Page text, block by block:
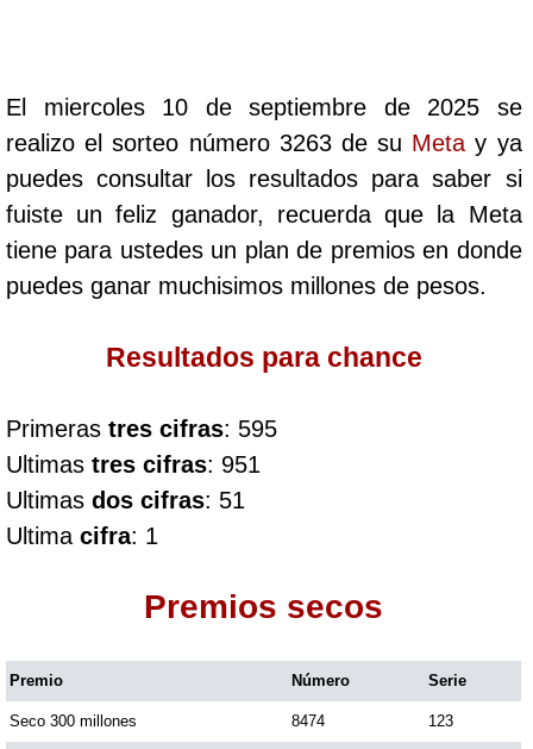
Cafeterito Noche
Caribeña Día
Caribeña Noche
Culona día
Culona noche
Dorado Mañana
El miercoles 10 de septiembre de 2025 se
realizo el sorteo número 3263 de su Meta y ya
puedes consultar los resultados para saber si
fuiste un feliz ganador, recuerda que la Meta
tiene para ustedes un plan de premios en donde
puedes ganar muchisimos millones de pesos.
Resultados para chance
Primeras tres cifras: 595
Ultimas tres cifras: 951
Ultimas dos cifras: 51
Ultima cifra: 1
Premios secos
Premio Número Serie
Seco 300 millones 8474 123